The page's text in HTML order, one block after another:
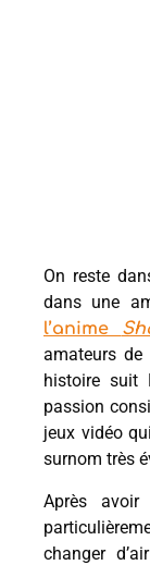
On reste
dans une
l’anime
amateurs de
histoire suit
passion
jeux vidéo
surnom très
Après
changer